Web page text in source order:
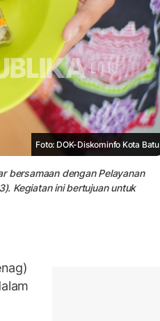
Foto: DOK-Diskominfo Kota Batu
bersamaan dengan Pelayanan
Kegiatan ini bertujuan untuk